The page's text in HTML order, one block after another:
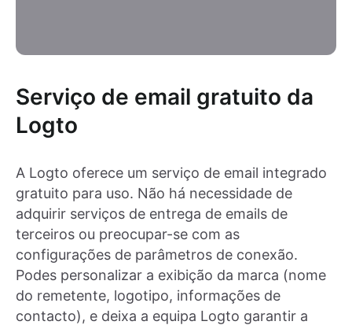
Serviço de email gratuito da
Logto
A Logto oferece um serviço de email integrado
gratuito para uso. Não há necessidade de
adquirir serviços de entrega de emails de
terceiros ou preocupar-se com as
configurações de parâmetros de conexão.
Podes personalizar a exibição da marca (nome
do remetente, logotipo, informações de
contacto), e deixa a equipa Logto garantir a